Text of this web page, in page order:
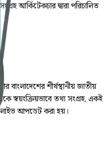
আর্কিটেকচার দ্বারা পরিচালিত
বাংলাদেশের শীর্ষস্থানীয় জাতীয়
স্বয়ংক্রিয়ভাবে তথ্য সংগ্রহ, একই
লাইভ আপডেট করা হয়।